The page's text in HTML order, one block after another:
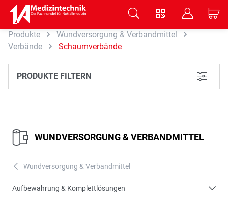
Zum Hauptinhalt springen
V B C
Produkte
Wundversorgung & Verbandmittel
Verbände
Schaumverbände
PRODUKTE FILTERN L
WUNDVERSORGUNG & VERBANDMITTEL
A Wundversorgung & Verbandmittel
Aufbewahrung & Komplettlösungen